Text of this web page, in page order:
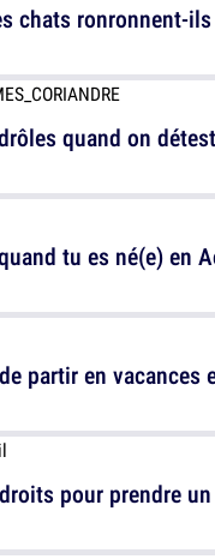
chats ronronnent-ils
tu es né(e) en
pour prendre
quand on
partir en vacances